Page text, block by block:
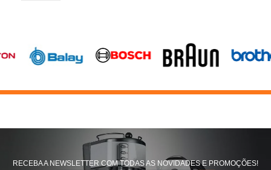
RECEBA A NEWSLETTER COM TODAS AS NOVIDADES E PROMOÇÕES!